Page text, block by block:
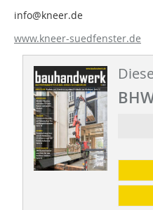
info@kneer.de
www.kneer-suedfenster.de